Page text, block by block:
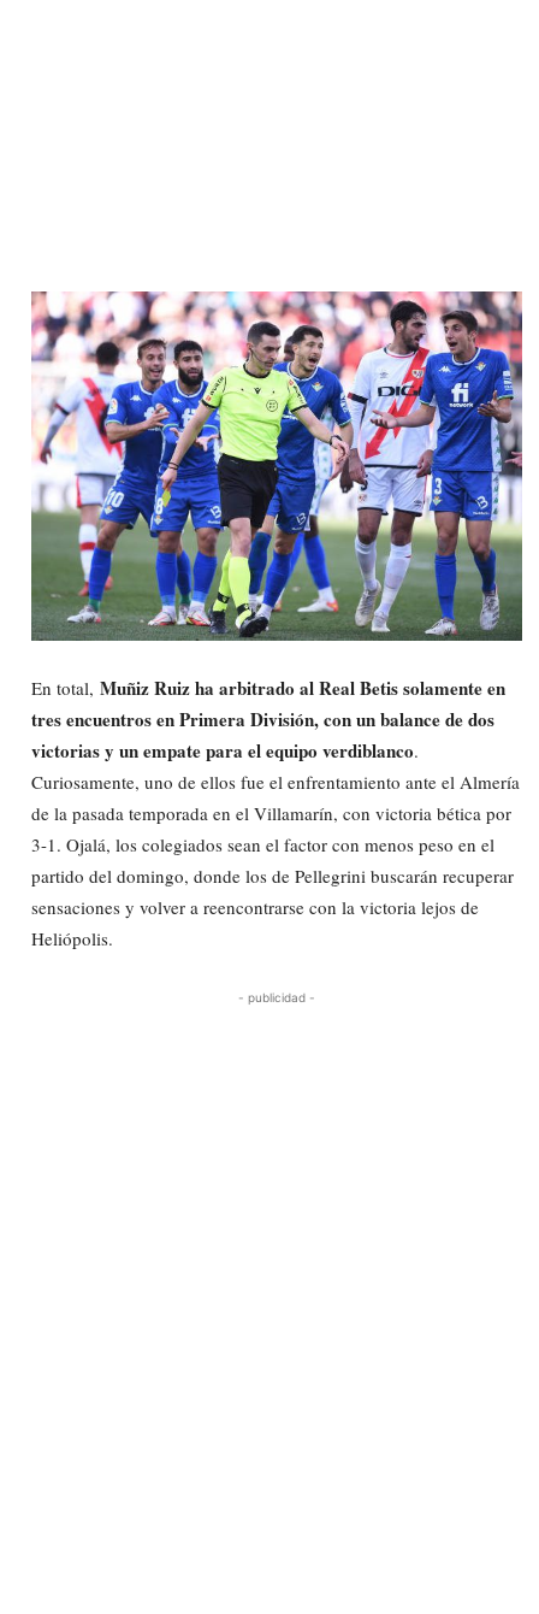
En total, Muñiz Ruiz ha arbitrado al Real Betis solamente en
tres encuentros en Primera División, con un balance de dos
victorias y un empate para el equipo verdiblanco.
Curiosamente, uno de ellos fue el enfrentamiento ante el Almería
de la pasada temporada en el Villamarín, con victoria bética por
3-1. Ojalá, los colegiados sean el factor con menos peso en el
partido del domingo, donde los de Pellegrini buscarán recuperar
sensaciones y volver a reencontrarse con la victoria lejos de
Heliópolis.
- publicidad -